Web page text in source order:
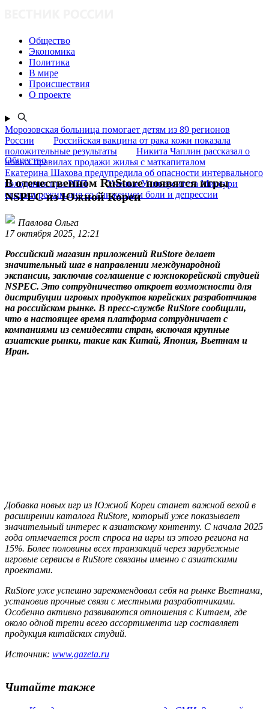
Общество
Экономика
Политика
В мире
Происшествия
О проекте
Морозовская больница помогает детям из 89 регионов
России
Российская вакцина от рака кожи показала
положительные результаты
Никита Чаплин рассказал о
новых правилах продажи жилья с маткапиталом
Екатерина Шахова предупредила об опасности интервального
голодания при РПП
Ученые Университета Миссури
связали режим дня со снижением боли и депрессии
Общество
В отечественном RuStore появятся игры
NSPEC из Южной Кореи
Павлова Ольга
17 октября 2025, 12:21
Российский магазин приложений RuStore делает
значительный шаг в направлении международной
экспансии, заключив соглашение с южнокорейской студией
NSPEC. Это сотрудничество откроет возможности для
дистрибуции игровых продуктов корейских разработчиков
на российском рынке. В пресс-службе RuStore сообщили,
что в настоящее время платформа сотрудничает с
компаниями из семидесяти стран, включая крупные
азиатские рынки, такие как Китай, Япония, Вьетнам и
Иран.
Добавка новых игр из Южной Кореи станет важной вехой в
расширении каталога RuStore, который уже показывает
значительный интерес к азиатскому контенту. С начала 2025
года отмечается рост спроса на игры из этого региона на
15%. Более половины всех транзакций через зарубежные
игровые сервисы в RuStore связаны именно с азиатскими
проектами.
RuStore уже успешно зарекомендовал себя на рынке Вьетнама,
установив прочные связи с местными разработчиками.
Особенно активно развиваются отношения с Китаем, где
около одной трети всего ассортимента игр составляет
продукция китайских студий.
Источник: www.gazeta.ru
Читайте также